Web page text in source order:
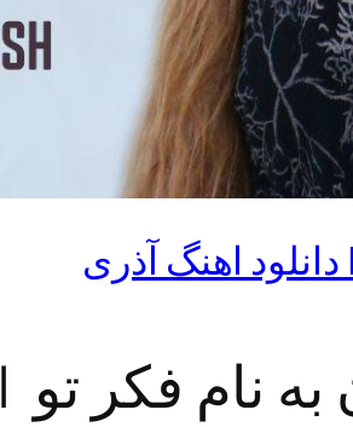
اهنگ آذری
به نام فکر تو |